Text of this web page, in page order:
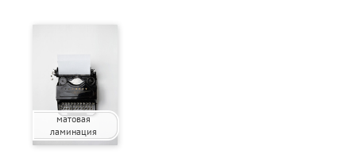
матовая
ламинация